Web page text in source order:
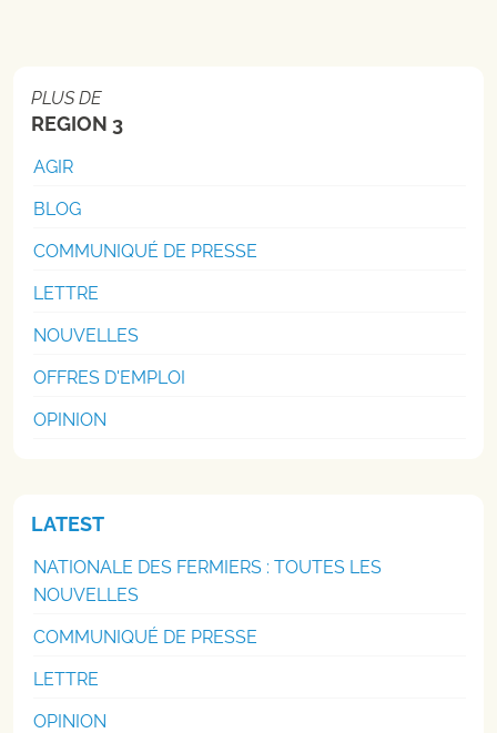
PLUS DE
REGION 3
AGIR
BLOG
COMMUNIQUÉ DE PRESSE
LETTRE
NOUVELLES
OFFRES D'EMPLOI
OPINION
LATEST
NATIONALE DES FERMIERS : TOUTES LES
NOUVELLES
COMMUNIQUÉ DE PRESSE
LETTRE
OPINION